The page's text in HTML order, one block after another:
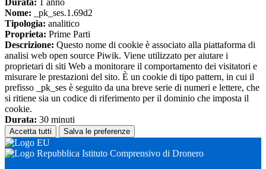
Nome: _pk_ses.1.69d2
Tipologia: analitico
Proprieta: Prime Parti
Descrizione: Questo nome di cookie è associato alla piattaforma di
analisi web open source Piwik. Viene utilizzato per aiutare i
proprietari di siti Web a monitorare il comportamento dei visitatori e
misurare le prestazioni del sito. È un cookie di tipo pattern, in cui il
prefisso _pk_ses è seguito da una breve serie di numeri e lettere, che
si ritiene sia un codice di riferimento per il dominio che imposta il
cookie.
Durata: 30 minuti
Accetta tutti Salva le preferenze
Istituto Comprensivo di Dronero